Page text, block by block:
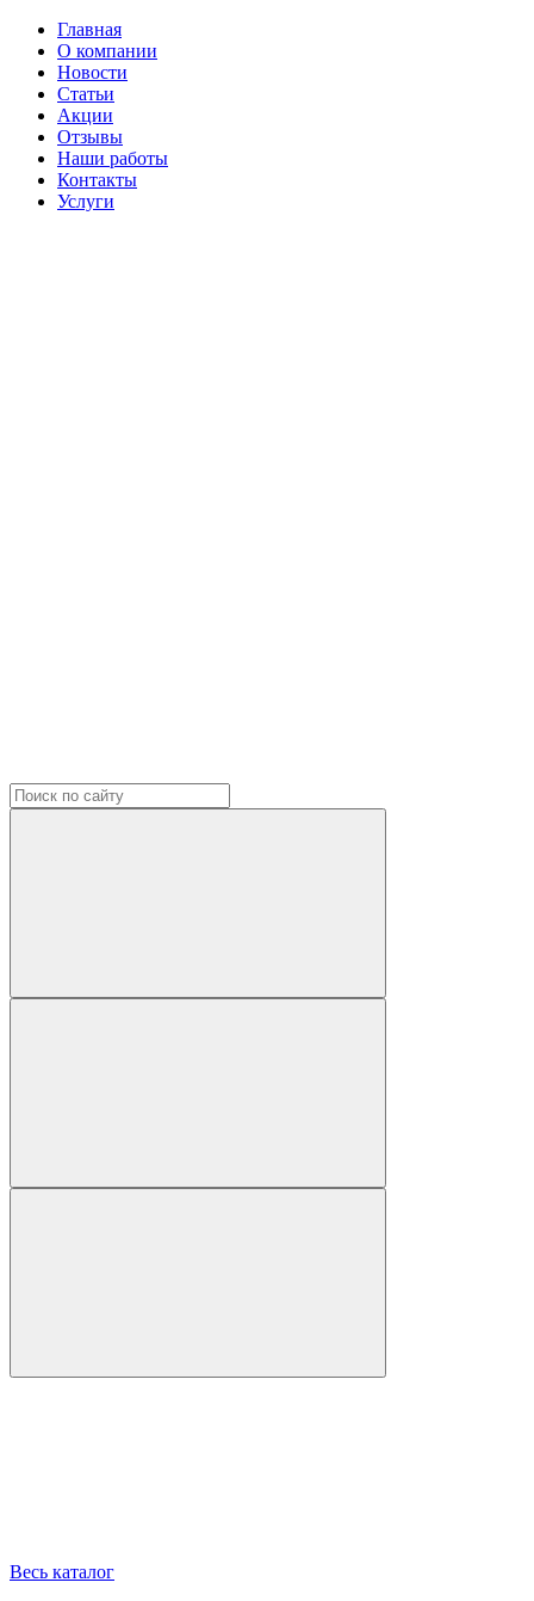
Главная
О компании
Новости
Статьи
Акции
Отзывы
Наши работы
Контакты
Услуги
Весь каталог